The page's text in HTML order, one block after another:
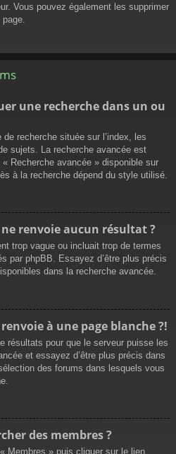
Vous pouvez également les supprimer
une recherche dans un ou
recherche située sur l’index, les
sujets. La recherche avancée est
Recherche avancée » disponible sur
à la recherche dépend du style utilisé.
renvoie aucun résultat ?
trop vague ou incluait trop de termes
par phpBB. Essayez d’être plus précis
dans la recherche avancée.
à une page blanche ?!
résultats pour que le serveur puisse les
et essayez d’être plus précis dans
des forums dans lesquels vous
des membres ?
Membres » puis cliquer sur le lien